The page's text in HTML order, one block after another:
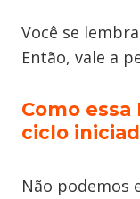
Você se
Então, vale a
Como
ciclo
Não podemos